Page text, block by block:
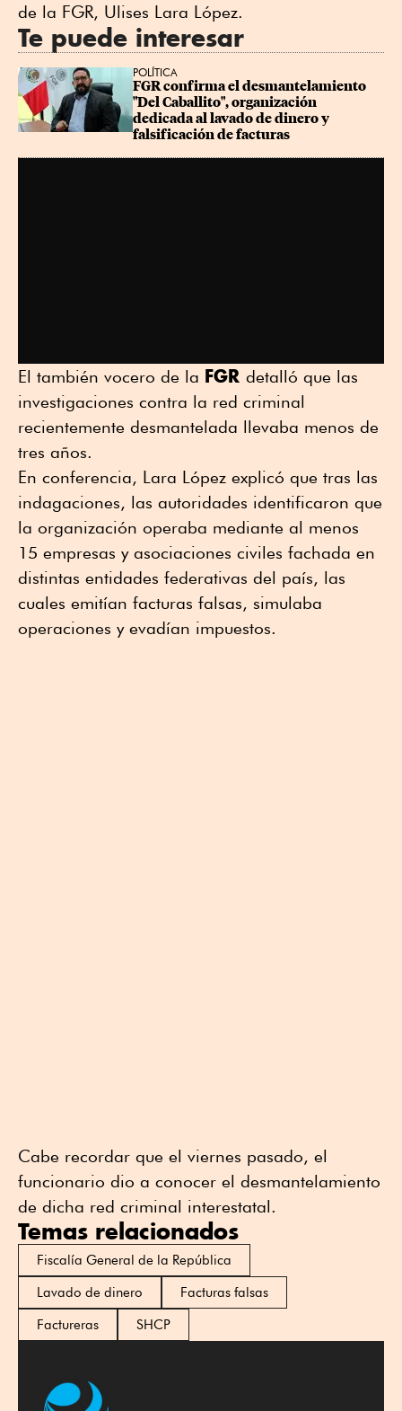
de la FGR, Ulises Lara López.
Te puede interesar
POLÍTICA
FGR confirma el desmantelamiento
"Del Caballito", organización
dedicada al lavado de dinero y
falsificación de facturas
El también vocero de la FGR detalló que las
investigaciones contra la red criminal
recientemente desmantelada llevaba menos de
tres años.
En conferencia, Lara López explicó que tras las
indagaciones, las autoridades identificaron que
la organización operaba mediante al menos
15 empresas y asociaciones civiles fachada en
distintas entidades federativas del país, las
cuales emitían facturas falsas, simulaba
operaciones y evadían impuestos.
Cabe recordar que el viernes pasado, el
funcionario dio a conocer el desmantelamiento
de dicha red criminal interestatal.
Temas relacionados
Fiscalía General de la República
Lavado de dinero
Facturas falsas
Factureras
SHCP